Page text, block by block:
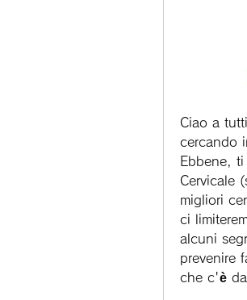
Ciao a
cercando
Ebbene,
Cervicale
migliori
ci
alcuni
prevenire
che c'è